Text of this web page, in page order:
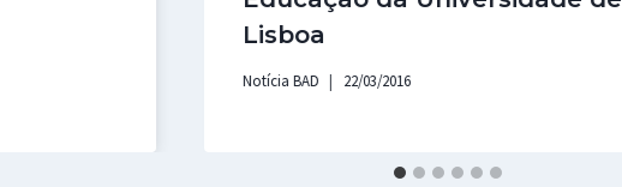
Lisboa
Notícia BAD 22/03/2016